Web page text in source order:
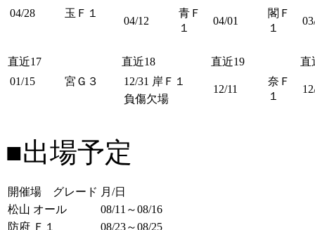
04/28
玉Ｆ１
04/12
青Ｆ
１
04/01
閣Ｆ
１
直近17 直近18 直近19
直
01/15
宮Ｇ３ 12/31 岸Ｆ１
負傷欠場
12/11
奈Ｆ
１
■出場予定
開催場 グレード 月/日
松山 オール
08/11～08/16
防府 Ｆ１
08/23～08/25